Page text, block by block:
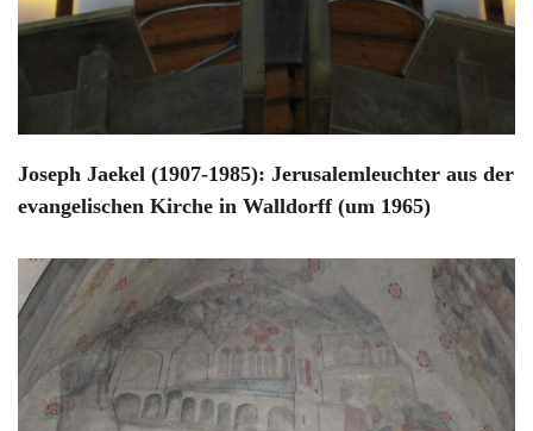
Joseph Jaekel (1907-1985): Jerusalemleuchter aus der
evangelischen Kirche in Walldorff (um 1965)